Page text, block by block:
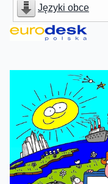
Języki obce